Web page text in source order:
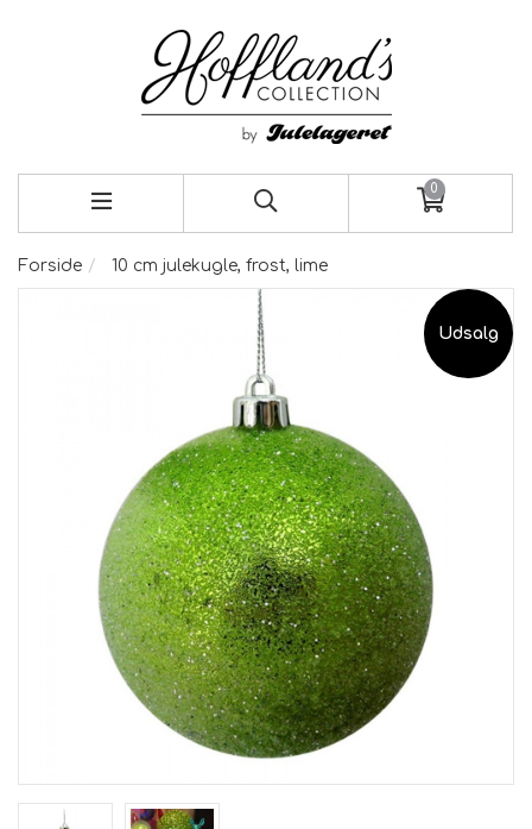
0
Forside 10 cm julekugle, frost, lime
Udsalg